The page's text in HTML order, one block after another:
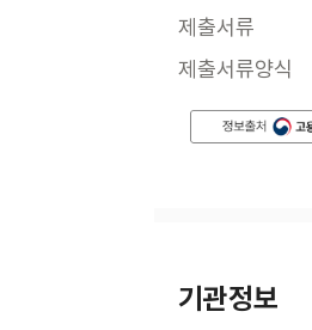
제출서류
제출서류양식
기관정보